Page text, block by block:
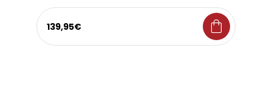
139,95€ shopping_bag